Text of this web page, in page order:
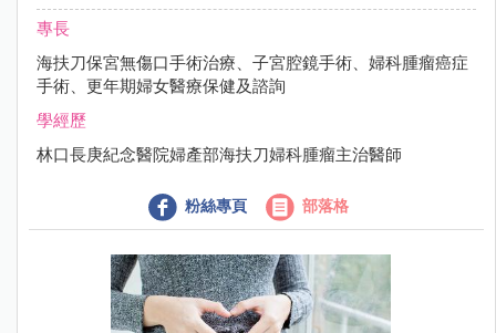
專長
海扶刀保宮無傷口手術治療、子宮腔鏡手術、婦科腫瘤癌症
手術、更年期婦女醫療保健及諮詢
學經歷
林口長庚紀念醫院婦產部海扶刀婦科腫瘤主治醫師
粉絲專頁 部落格